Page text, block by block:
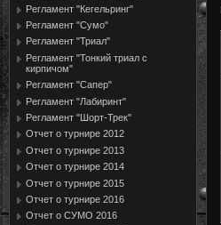
Регламент "Кегельринг"
Регламент "Сумо"
Регламент "Триал"
Регламент "Тонкий триал с
кирпичом"
Регламент "Сапер"
Регламент "Лабиринт"
Регламент "Шорт-Трек"
Отчет о турнире 2012
Отчет о турнире 2013
Отчет о турнире 2014
Отчет о турнире 2015
Отчет о турнире 2016
Отчет о СУМО 2016